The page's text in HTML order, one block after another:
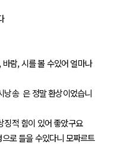
람, 시를 볼 수있어 얼마나
낭송 은 정말 환상이었습니
징적 힘이 있어 좋았구요
로 들을 수있다니 모짜르트